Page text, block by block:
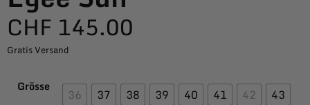
CHF 145.00
Gratis Versand
Grösse 36 37 38 39 40 41 42
43